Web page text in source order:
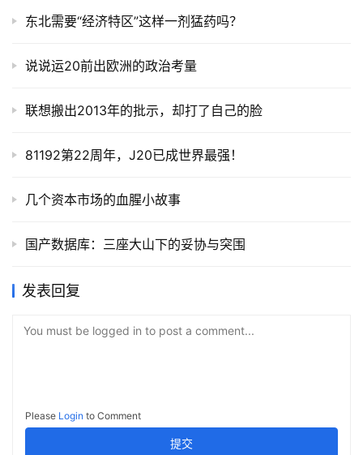
东北需要“经济特区”这样一剂猛药吗？
说说运20前出欧洲的政治考量
联想搬出2013年的批示，却打了自己的脸
81192第22周年，J20已成世界最强！
几个资本市场的血腥小故事
国产数据库：三座大山下的妥协与突围
发表回复
You must be logged in to post a comment...
Please Login to Comment
提交